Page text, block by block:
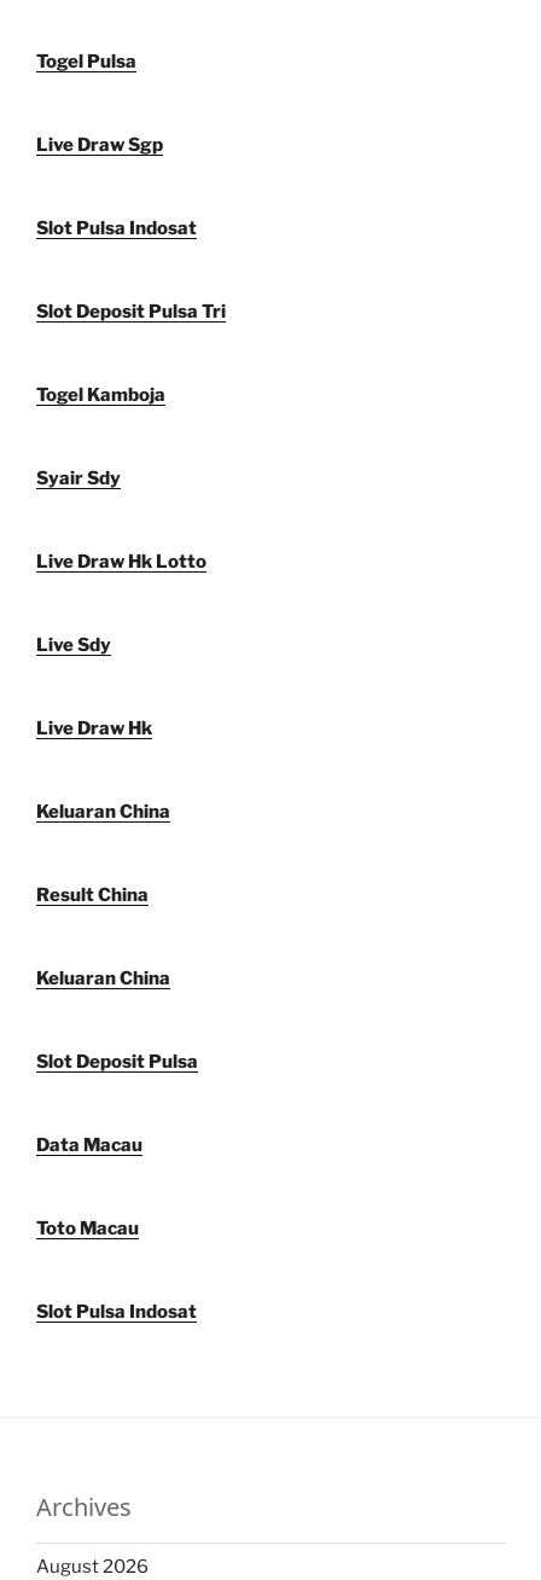
Togel Pulsa
Live Draw Sgp
Slot Pulsa Indosat
Slot Deposit Pulsa Tri
Togel Kamboja
Syair Sdy
Live Draw Hk Lotto
Live Sdy
Live Draw Hk
Keluaran China
Result China
Keluaran China
Slot Deposit Pulsa
Data Macau
Toto Macau
Slot Pulsa Indosat
Archives
August 2026